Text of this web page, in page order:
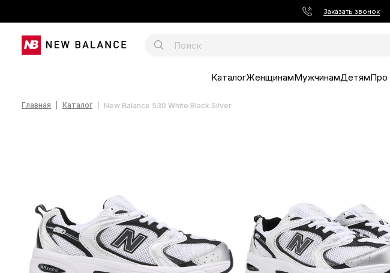
Заказать звонок
КаталогЖенщинамМужчинамДетямПро
Главная Каталог New Balance 530 White Black Silver